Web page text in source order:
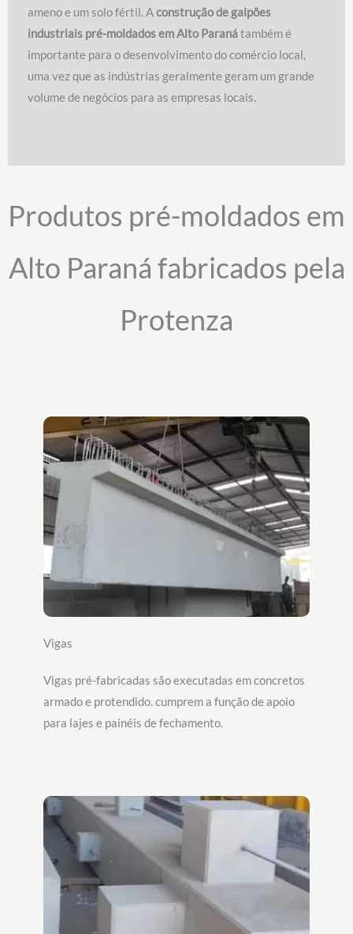
ameno e um solo fértil. Aconstrução de galpões
industriais pré-moldados em Alto Paranátambém é
importante para o desenvolvimento do comércio local,
uma vez que as indústrias geralmente geram um grande
volume de negócios para as empresas locais.
Produtos pré-moldados em
Alto Paraná fabricados pela
Protenza
Vigas
Vigas pré-fabricadas são executadas em concretos
armado e protendido. cumprem a função de apoio
para lajes e painéis de fechamento.